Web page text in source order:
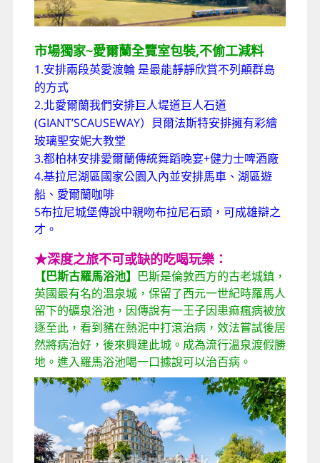
市場獨家~愛爾蘭全覽室包裝,不偷工減料
1.安排兩段英愛渡輪 是最能靜靜欣賞不列顛群島
的方式
2.北愛爾蘭我們安排巨人堤道巨人石道
(GIANT’SCAUSEWAY）貝爾法斯特安排擁有彩繪
玻璃聖安妮大教堂
3.都柏林安排愛爾蘭傳統舞蹈晚宴+健力士啤酒廠
4.基拉尼湖區國家公園入內並安排馬車、湖區遊
船、愛爾蘭咖啡
5布拉尼城堡傳說中親吻布拉尼石頭，可成雄辯之
才。
★深度之旅不可或缺的吃喝玩樂：
【巴斯古羅馬浴池】 巴斯是倫敦西方的古老城鎮，
英國最有名的溫泉城，保留了西元一世紀時羅馬人
留下的礦泉浴池，因傳說有一王子因患痲瘋病被放
逐至此，看到豬在熱泥中打滾治病，效法嘗試後居
然將病治好，後來興建此城。成為流行溫泉渡假勝
地。進入羅馬浴池喝一口據說可以治百病。